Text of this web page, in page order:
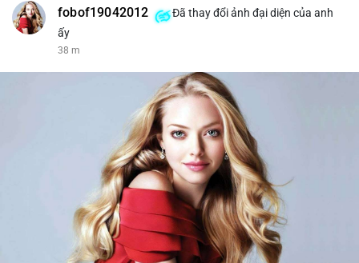
fobof19042012
Đã thay đổi ảnh đại diện của anh
ấy
38 m